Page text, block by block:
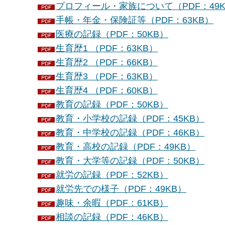
プロフィール・家族について（PDF：
手帳・年金・保険証等（PDF：63KB）
医療の記録（PDF：50KB）
生育歴1 （PDF：63KB）
生育歴2 （PDF：66KB）
生育歴3 （PDF：63KB）
生育歴4 （PDF：60KB）
教育の記録（PDF：50KB）
教育・小学校の記録（PDF：45KB）
教育・中学校の記録（PDF：46KB）
教育・高校の記録（PDF：49KB）
教育・大学等の記録（PDF：50KB）
就労の記録（PDF：52KB）
就労先での様子（PDF：49KB）
趣味・余暇（PDF：61KB）
相談の記録（PDF：46KB）